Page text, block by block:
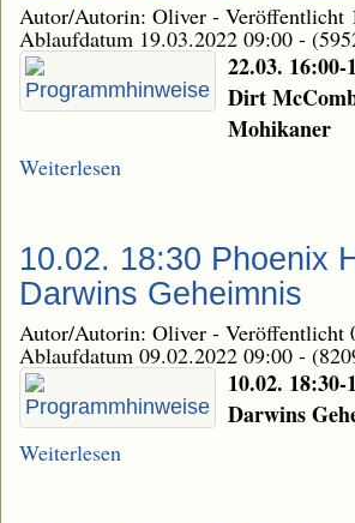
Autor/Autorin: Oliver - Veröffentlicht
Ablaufdatum 19.03.2022 09:00 -
22.03.
Dirt
Mohikaner
Weiterlesen
10.02. 18:30 Phoenix
Darwins Geheimnis
Autor/Autorin: Oliver - Veröffentlicht
Ablaufdatum 09.02.2022 09:00 -
10.02.
Darwins
Weiterlesen